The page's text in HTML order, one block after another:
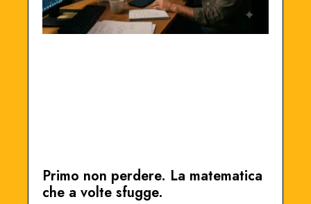
Primo non perdere. La matematica
che a volte sfugge.